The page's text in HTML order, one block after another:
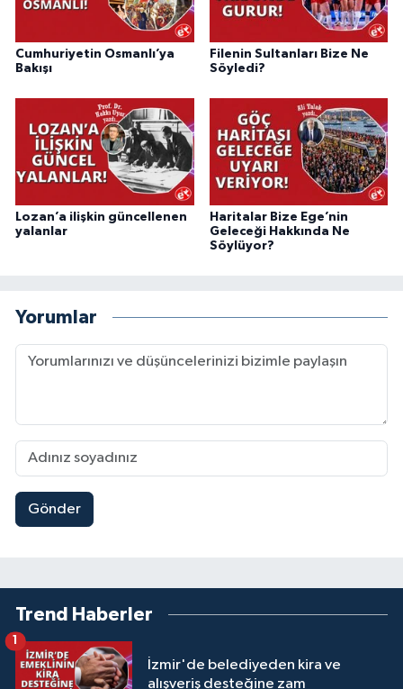
Cumhuriyetin Osmanlı’ya
Bakışı
Filenin Sultanları Bize Ne
Söyledi?
Lozan’a ilişkin güncellenen
yalanlar
Haritalar Bize Ege’nin
Geleceği Hakkında Ne
Söylüyor?
Yorumlar
Gönder
Trend Haberler
İzmir'de belediyeden kira ve
alışveriş desteğine zam